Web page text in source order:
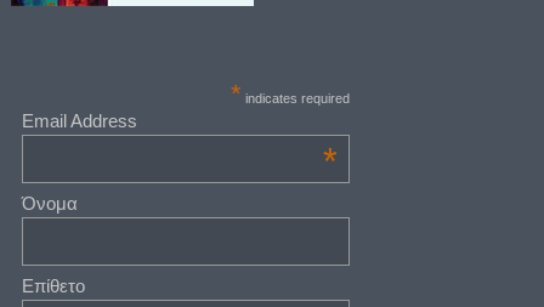
* indicates required
Email Address
*
Όνομα
Επίθετο